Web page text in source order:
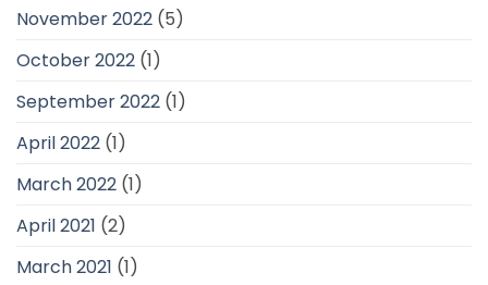
November 2022 (5)
October 2022 (1)
September 2022 (1)
April 2022 (1)
March 2022 (1)
April 2021 (2)
March 2021 (1)